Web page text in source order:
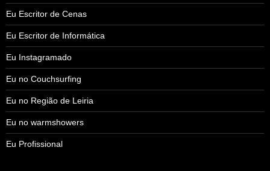
Eu Escritor de Cenas
Eu Escritor de Informática
Eu Instagramado
Eu no Couchsurfing
Eu no Região de Leiria
Eu no warmshowers
Eu Profissional